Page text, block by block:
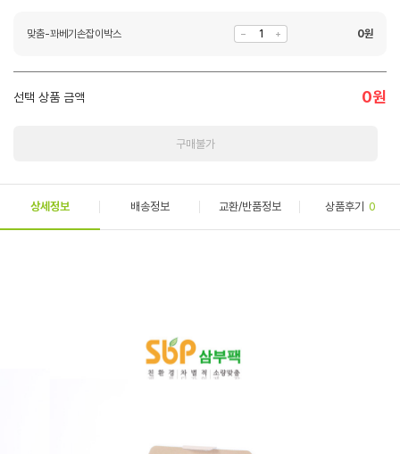
맞춤-꽈베기손잡이박스 0원
선택 상품 금액 0원
구매불가
상세정보 배송정보 교환/반품정보 상품후기 0